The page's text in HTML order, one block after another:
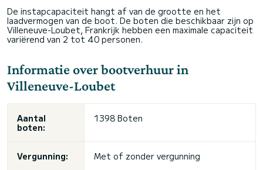
De instapcapaciteit hangt af van de grootte en het
laadvermogen van de boot. De boten die beschikbaar zijn op
Villeneuve-Loubet, Frankrijk hebben een maximale capaciteit
variërend van 2 tot 40 personen.
Informatie over bootverhuur in
Villeneuve-Loubet
Aantal
boten:
1398 Boten
Vergunning: Met of zonder vergunning